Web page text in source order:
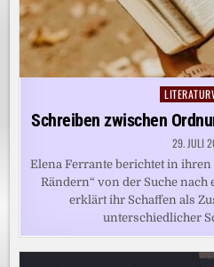
Posted
Schreiben zwischen
29. JULI
Elena Ferrante berichtet in
Rändern“ von der Suche
erklärt ihr Schaffen als
unterschiedlicher